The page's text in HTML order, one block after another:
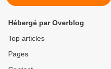
Hébergé par Overblog
Top articles
Pages